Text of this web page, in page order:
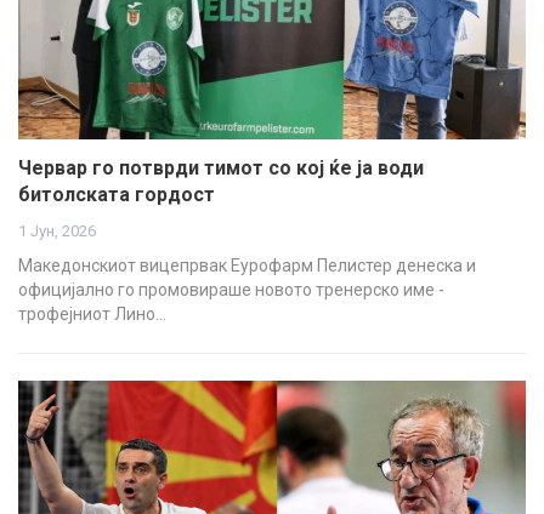
Червар го потврди тимот со кој ќе ја води
битолската гордост
1 Јун, 2026
Македонскиот вицепрвак Еурофарм Пелистер денеска и
официјално го промовираше новото тренерско име -
трофејниот Лино…